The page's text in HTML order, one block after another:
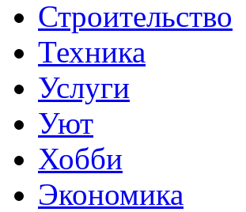
Строительство
Техника
Услуги
Уют
Хобби
Экономика